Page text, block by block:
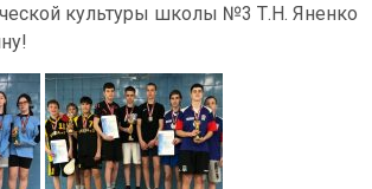
культуры школы №3 Т.Н. Яненко